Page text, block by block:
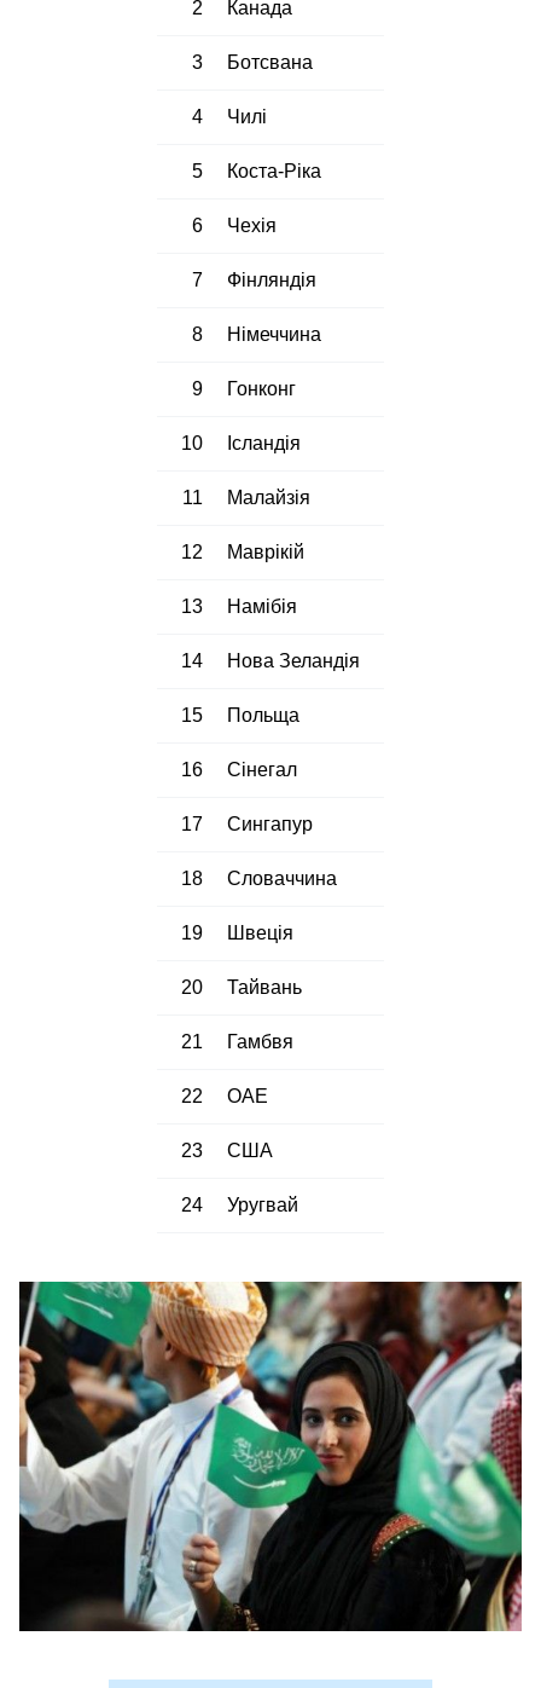
2 Канада
3 Ботсвана
4 Чилі
5 Коста-Ріка
6 Чехія
7 Фінляндія
8 Німеччина
9 Гонконг
10 Ісландія
11 Малайзія
12 Маврікій
13 Намібія
14 Нова Зеландія
15 Польща
16 Сінегал
17 Сингапур
18 Словаччина
19 Швеція
20 Тайвань
21 Гамбвя
22 ОАЕ
23 США
24 Уругвай